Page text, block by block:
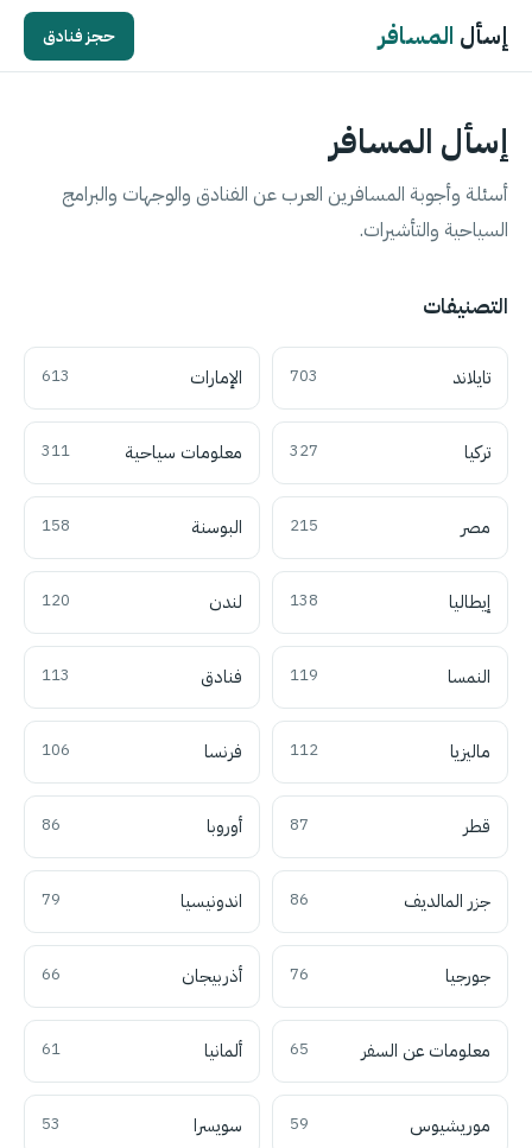
إسأل المسافر حجز فنادق
إسأل المسافر
أسئلة وأجوبة المسافرين العرب عن الفنادق والوجهات والبرامج
السياحية والتأشيرات.
التصنيفات
تايلاند 703 الإمارات 613
تركيا 327 معلومات سياحية 311
مصر 215 البوسنة 158
إيطاليا 138 لندن 120
النمسا 119 فنادق 113
ماليزيا 112 فرنسا 106
قطر 87 أوروبا 86
جزر المالديف 86 اندونيسيا 79
جورجيا 76 أذربيجان 66
معلومات عن السفر 65 ألمانيا 61
موريشيوس 59 سويسرا 53